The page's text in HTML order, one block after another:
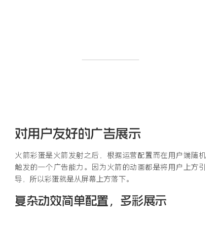
对用户友好的广告展示
火箭彩蛋是火箭发射之后，根据运营配置而在用户端随机
触发的一个广告能力。因为火箭的动画都是将用户上方引
导，所以彩蛋就是从屏幕上方落下。
复杂动效简单配置，多彩展示